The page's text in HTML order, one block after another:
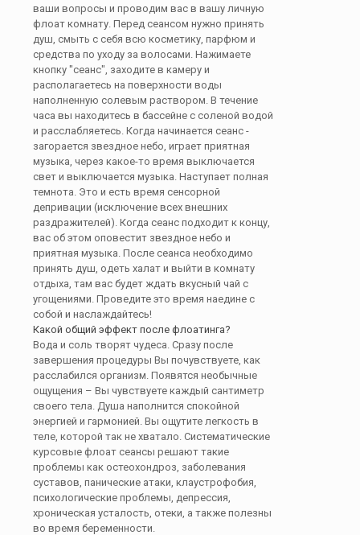
ваши вопросы и проводим вас в вашу личную
флоат комнату. Перед сеансом нужно принять
душ, смыть с себя всю косметику, парфюм и
средства по уходу за волосами. Нажимаете
кнопку "сеанс", заходите в камеру и
располагаетесь на поверхности воды
наполненную солевым раствором. В течение
часа вы находитесь в бассейне с соленой водой
и расслабляетесь. Когда начинается сеанс -
загорается звездное небо, играет приятная
музыка, через какое-то время выключается
свет и выключается музыка. Наступает полная
темнота. Это и есть время сенсорной
депривации (исключение всех внешних
раздражителей). Когда сеанс подходит к концу,
вас об этом оповестит звездное небо и
приятная музыка. После сеанса необходимо
принять душ, одеть халат и выйти в комнату
отдыха, там вас будет ждать вкусный чай с
угощениями. Проведите это время наедине с
собой и наслаждайтесь!
Какой общий эффект после флоатинга?
Вода и соль творят чудеса. Сразу после
завершения процедуры Вы почувствуете, как
расслабился организм. Появятся необычные
ощущения – Вы чувствуете каждый сантиметр
своего тела. Душа наполнится спокойной
энергией и гармонией. Вы ощутите легкость в
теле, которой так не хватало. Систематические
курсовые флоат сеансы решают такие
проблемы как остеохондроз, заболевания
суставов, панические атаки, клаустрофобия,
психологические проблемы, депрессия,
хроническая усталость, отеки, а также полезны
во время беременности.